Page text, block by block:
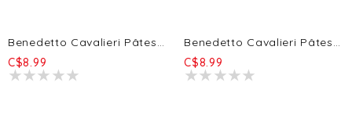
Benedetto Cavalieri Pâtes Tagliatelles 500g
C$8.99
Benedetto Cavalieri Pâtes Fusilli 500g
C$8.99